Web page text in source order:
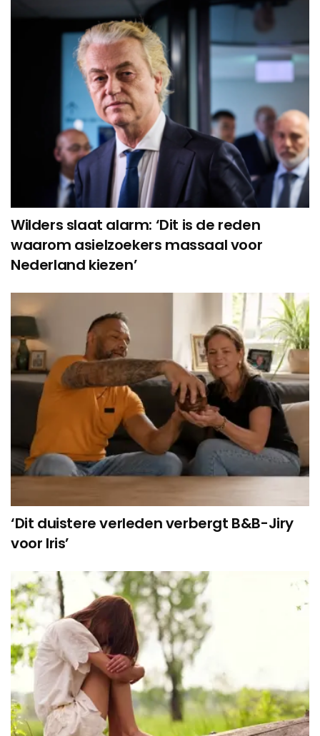
Wilders slaat alarm: ‘Dit is de reden
waarom asielzoekers massaal voor
Nederland kiezen’
‘Dit duistere verleden verbergt B&B-Jiry
voor Iris’